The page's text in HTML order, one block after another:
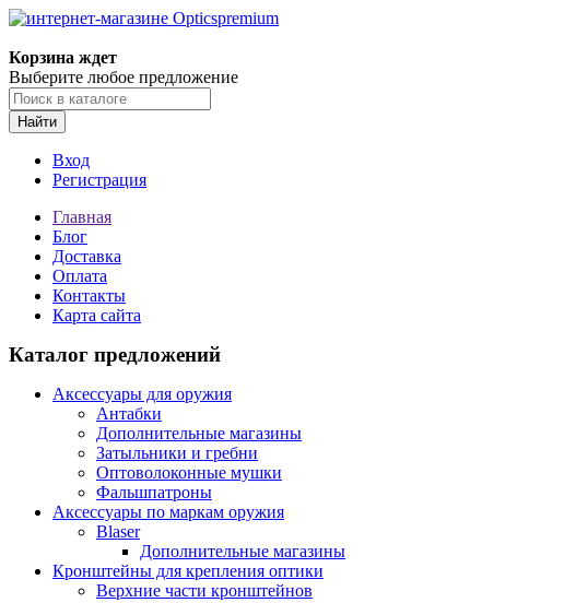
Корзина ждет
Выберите любое предложение
Найти
Вход
Регистрация
Главная
Блог
Доставка
Оплата
Контакты
Карта сайта
Каталог предложений
Аксессуары для оружия
Антабки
Дополнительные магазины
Затыльники и гребни
Оптоволоконные мушки
Фальшпатроны
Аксессуары по маркам оружия
Blaser
Дополнительные магазины
Кронштейны для крепления оптики
Верхние части кронштейнов